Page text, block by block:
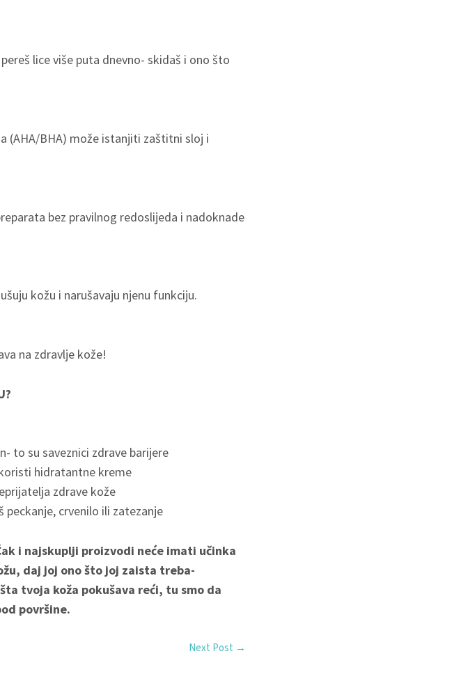
lice više puta dnevno- skidaš i ono što
(AHA/BHA) može istanjiti zaštitni sloj i
bez pravilnog redoslijeda i nadoknade
kožu i narušavaju njenu funkciju.
na zdravlje kože!
to su saveznici zdrave barijere
hidratantne kreme
zdrave kože
crvenilo ili zatezanje
i najskuplji proizvodi neće imati učinka
daj joj ono što joj zaista treba-
tvoja koža pokušava reći, tu smo da
površine.
Next Post →